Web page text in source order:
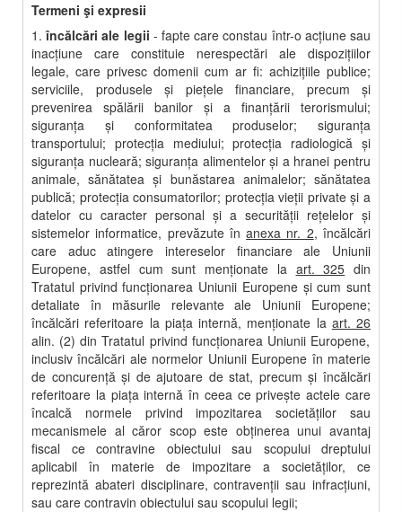
Termeni şi expresii
1.încălcări ale legii - fapte care constau într-o acţiune sau
inacţiune care constituie nerespectări ale dispoziţiilor
legale, care privesc domenii cum ar fi: achiziţiile publice;
serviciile, produsele şi pieţele financiare, precum şi
prevenirea spălării banilor şi a finanţării terorismului;
siguranţa şi conformitatea produselor; siguranţa
transportului; protecţia mediului; protecţia radiologică şi
siguranţa nucleară; siguranţa alimentelor şi a hranei pentru
animale, sănătatea şi bunăstarea animalelor; sănătatea
publică; protecţia consumatorilor; protecţia vieţii private şi a
datelor cu caracter personal şi a securităţii reţelelor şi
sistemelor informatice, prevăzute înanexa nr. 2, încălcări
care aduc atingere intereselor financiare ale Uniunii
Europene, astfel cum sunt menţionate la art. 325 din
Tratatul privind funcţionarea Uniunii Europene şi cum sunt
detaliate în măsurile relevante ale Uniunii Europene;
încălcări referitoare la piaţa internă, menţionate la art. 26
alin. (2) din Tratatul privind funcţionarea Uniunii Europene,
inclusiv încălcări ale normelor Uniunii Europene în materie
de concurenţă şi de ajutoare de stat, precum şi încălcări
referitoare la piaţa internă în ceea ce priveşte actele care
încalcă normele privind impozitarea societăţilor sau
mecanismele al căror scop este obţinerea unui avantaj
fiscal ce contravine obiectului sau scopului dreptului
aplicabil în materie de impozitare a societăţilor, ce
reprezintă abateri disciplinare, contravenţii sau infracţiuni,
sau care contravin obiectului sau scopului legii;